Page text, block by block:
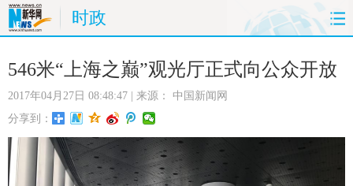
时政
首页 时政 国际 财经
娱乐 体育 人事
时尚 思客 地方 法治
港澳 台湾 华人 汽车
546米“上海之巅”观光厅正式向公众开放
2017年04月27日 08:48:47 | 来源： 中国新闻网
分享到：